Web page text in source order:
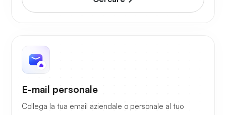
E-mail personale
Collega la tua email aziendale o personale al tuo